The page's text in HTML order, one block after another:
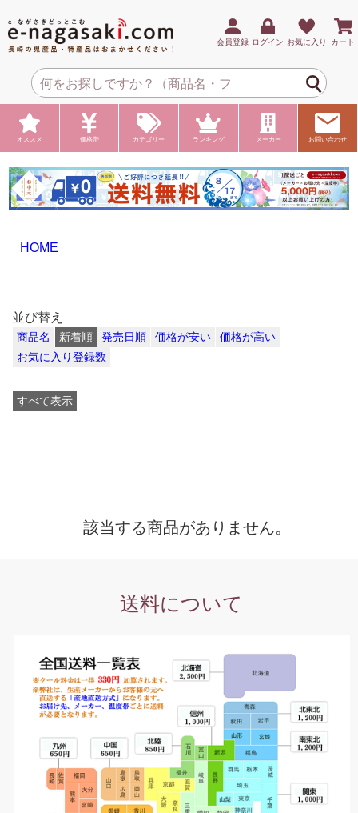
会員登録 ログイン お気に入り カート
オススメ 価格帯 カテゴリー ランキング メーカー お問い合わせ
HOME
並び替え
商品名 新着順 発売日順 価格が安い
価格が高い
お気に入り登録数
すべて表示
該当する商品がありません。
送料について